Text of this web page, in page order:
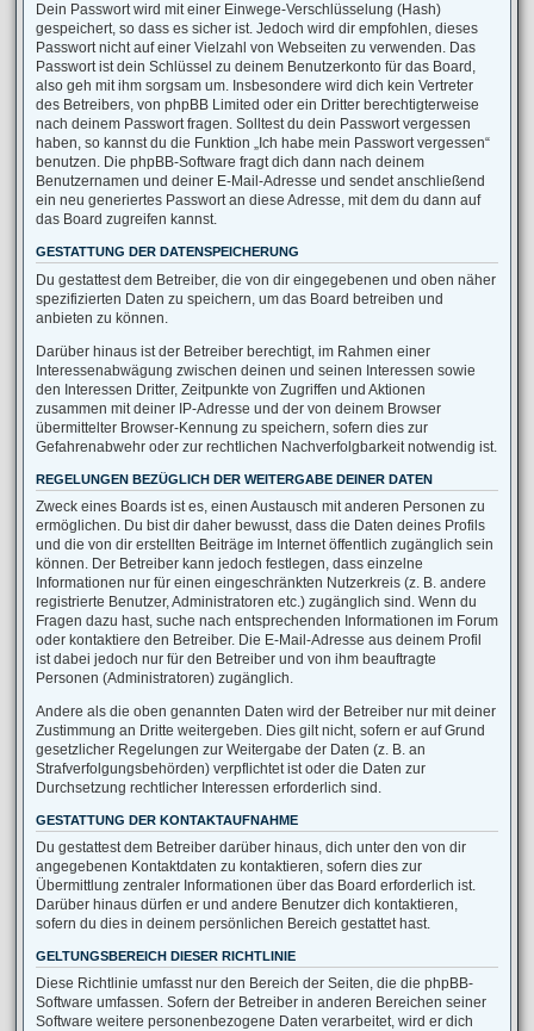
Dein Passwort wird mit einer Einwege-Verschlüsselung (Hash)
gespeichert, so dass es sicher ist. Jedoch wird dir empfohlen, dieses
Passwort nicht auf einer Vielzahl von Webseiten zu verwenden. Das
Passwort ist dein Schlüssel zu deinem Benutzerkonto für das Board,
also geh mit ihm sorgsam um. Insbesondere wird dich kein Vertreter
des Betreibers, von phpBB Limited oder ein Dritter berechtigterweise
nach deinem Passwort fragen. Solltest du dein Passwort vergessen
haben, so kannst du die Funktion „Ich habe mein Passwort vergessen“
benutzen. Die phpBB-Software fragt dich dann nach deinem
Benutzernamen und deiner E-Mail-Adresse und sendet anschließend
ein neu generiertes Passwort an diese Adresse, mit dem du dann auf
das Board zugreifen kannst.
GESTATTUNG DER DATENSPEICHERUNG
Du gestattest dem Betreiber, die von dir eingegebenen und oben näher
spezifizierten Daten zu speichern, um das Board betreiben und
anbieten zu können.
Darüber hinaus ist der Betreiber berechtigt, im Rahmen einer
Interessenabwägung zwischen deinen und seinen Interessen sowie
den Interessen Dritter, Zeitpunkte von Zugriffen und Aktionen
zusammen mit deiner IP-Adresse und der von deinem Browser
übermittelter Browser-Kennung zu speichern, sofern dies zur
Gefahrenabwehr oder zur rechtlichen Nachverfolgbarkeit notwendig ist.
REGELUNGEN BEZÜGLICH DER WEITERGABE DEINER DATEN
Zweck eines Boards ist es, einen Austausch mit anderen Personen zu
ermöglichen. Du bist dir daher bewusst, dass die Daten deines Profils
und die von dir erstellten Beiträge im Internet öffentlich zugänglich sein
können. Der Betreiber kann jedoch festlegen, dass einzelne
Informationen nur für einen eingeschränkten Nutzerkreis (z. B. andere
registrierte Benutzer, Administratoren etc.) zugänglich sind. Wenn du
Fragen dazu hast, suche nach entsprechenden Informationen im Forum
oder kontaktiere den Betreiber. Die E-Mail-Adresse aus deinem Profil
ist dabei jedoch nur für den Betreiber und von ihm beauftragte
Personen (Administratoren) zugänglich.
Andere als die oben genannten Daten wird der Betreiber nur mit deiner
Zustimmung an Dritte weitergeben. Dies gilt nicht, sofern er auf Grund
gesetzlicher Regelungen zur Weitergabe der Daten (z. B. an
Strafverfolgungsbehörden) verpflichtet ist oder die Daten zur
Durchsetzung rechtlicher Interessen erforderlich sind.
GESTATTUNG DER KONTAKTAUFNAHME
Du gestattest dem Betreiber darüber hinaus, dich unter den von dir
angegebenen Kontaktdaten zu kontaktieren, sofern dies zur
Übermittlung zentraler Informationen über das Board erforderlich ist.
Darüber hinaus dürfen er und andere Benutzer dich kontaktieren,
sofern du dies in deinem persönlichen Bereich gestattet hast.
GELTUNGSBEREICH DIESER RICHTLINIE
Diese Richtlinie umfasst nur den Bereich der Seiten, die die phpBB-
Software umfassen. Sofern der Betreiber in anderen Bereichen seiner
Software weitere personenbezogene Daten verarbeitet, wird er dich